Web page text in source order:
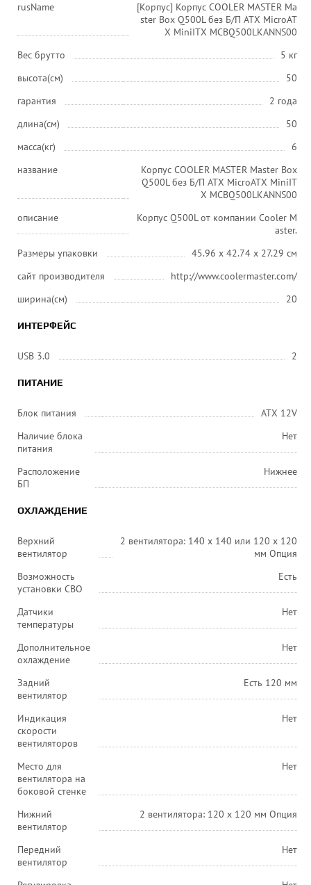
rusName
[Корпус] Корпус COOLER MASTER Ma
ster Box Q500L без Б/П ATX MicroAT
X MiniITX MCBQ500LKANNS00
Вес брутто
5 кг
высота(см)
50
гарантия
2 года
длина(см)
50
масса(кг)
6
название
Корпус COOLER MASTER Master Box
Q500L без Б/П ATX MicroATX MiniIT
X MCBQ500LKANNS00
описание
Корпус Q500L от компании Cooler M
aster.
Размеры упаковки
45.96 x 42.74 x 27.29 см
сайт производителя
http://www.coolermaster.com/
ширина(см)
20
ИНТЕРФЕЙС
USB 3.0 2
ПИТАНИЕ
Блок питания
ATX 12V
Наличие блока
питания
Нет
Расположение
БП
Нижнее
ОХЛАЖДЕНИЕ
Верхний
вентилятор
2 вентилятора: 140 x 140 или 120 x 120
мм Опция
Возможность
установки СВО
Есть
Датчики
температуры
Нет
Дополнительное
охлаждение
Нет
Задний
вентилятор
Есть 120 мм
Индикация
скорости
вентиляторов
Нет
Место для
вентилятора на
боковой стенке
Нет
Нижний
вентилятор
2 вентилятора: 120 x 120 мм Опция
Передний
вентилятор
Нет